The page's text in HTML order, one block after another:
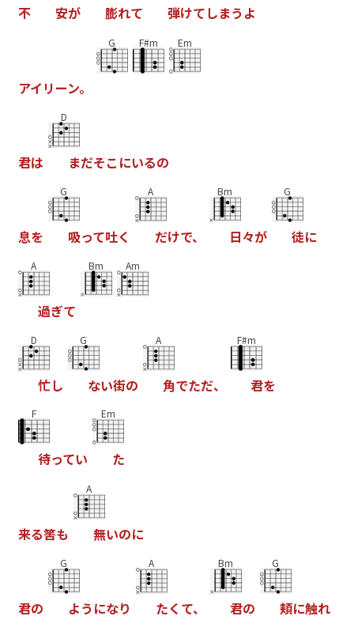
不 安が 膨れて 弾けてしまう よ
アイ リーン。
G F#m Em
君は
D
まだそこ にいるの
息を
G
吸って吐く
A
だけで、
Bm
日々が
G
徒に
A
過ぎて
Bm Am
D
忙し
G
ない街の
A
角でただ、
F#m
君を
F
待ってい
Em
た
来る筈も
A
無いのに
君の
G
よう になり
A
たく て、
Bm
君の
G
頬に触れ